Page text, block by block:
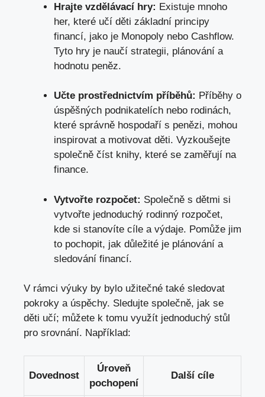
Hrajte vzdělávací hry: ⁤Existuje mnoho
her, které učí ⁤děti ‌základní principy‌
financí, jako ⁣je Monopoly nebo Cashflow.
Tyto hry⁤ je naučí strategii,⁣ plánování a
hodnotu peněz.
Učte⁤ prostřednictvím ⁤příběhů: Příběhy o
úspěšných⁢ podnikatelích nebo rodinách,
které správně hospodaří s penězi, mohou
inspirovat a⁤ motivovat ​děti. Vyzkoušejte ​
společně ‍číst knihy, které se zaměřují na
finance.
Vytvořte rozpočet: Společně s dětmi si
vytvořte jednoduchý rodinný rozpočet,
kde ‍si stanovíte cíle ‍a⁢ výdaje. Pomůže jim
to pochopit, jak důležité je plánování a
sledování financí.
V rámci výuky by bylo užitečné také sledovat
pokroky a úspěchy. Sledujte společně, jak se
děti učí; můžete k tomu využít jednoduchý ⁤stůl
pro srovnání. Například:
Dovednost
Úroveň
pochopení
Další cíle